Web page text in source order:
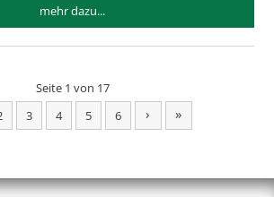
mehr dazu...
Seite 1 von 17
3 4 5 6 › »